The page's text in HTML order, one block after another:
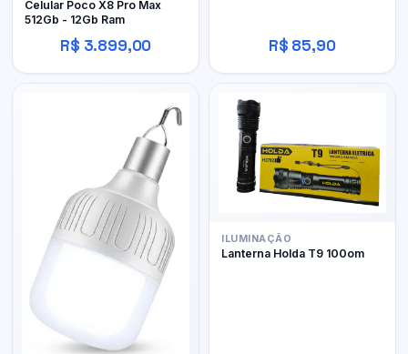
Celular Poco X8 Pro Max
512Gb - 12Gb Ram
R$ 3.899,00 R$ 85,90
ILUMINAÇÃO
Lanterna Holda T9 100om